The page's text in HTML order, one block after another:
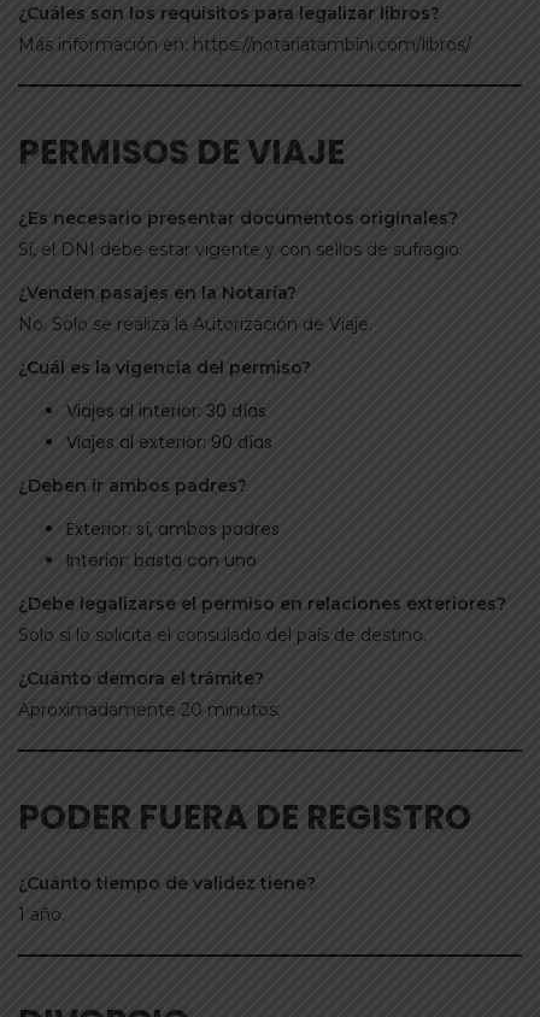
¿Cuáles son los requisitos para legalizar libros?
Más información en: https://notariatambini.com/libros/
PERMISOS DE VIAJE
¿Es necesario presentar documentos originales?
Sí, el DNI debe estar vigente y con sellos de sufragio.
¿Venden pasajes en la Notaría?
No. Solo se realiza la Autorización de Viaje.
¿Cuál es la vigencia del permiso?
Viajes al interior: 30 días
Viajes al exterior: 90 días
¿Deben ir ambos padres?
Exterior: sí, ambos padres
Interior: basta con uno
¿Debe legalizarse el permiso en relaciones exteriores?
Solo si lo solicita el consulado del país de destino.
¿Cuánto demora el trámite?
Aproximadamente 20 minutos.
PODER FUERA DE REGISTRO
¿Cuánto tiempo de validez tiene?
1 año.